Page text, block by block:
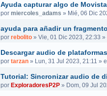
Ayuda capturar algo de
por miercoles_adams » Mié, 06 Dic
ayuda para añadir un
por rebolito» Vie, 01 Dic 2023, 22:33 »
Descargar audio de
por tarzan» Lun, 31 Jul 2023, 21:11 »
Tutorial: Sincronizar audio de
por ExploradoresP2P» Dom, 09 Jul